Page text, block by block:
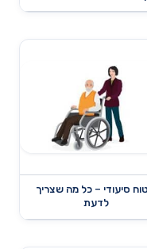
סיעודי – כל מה שצריך
לדעת